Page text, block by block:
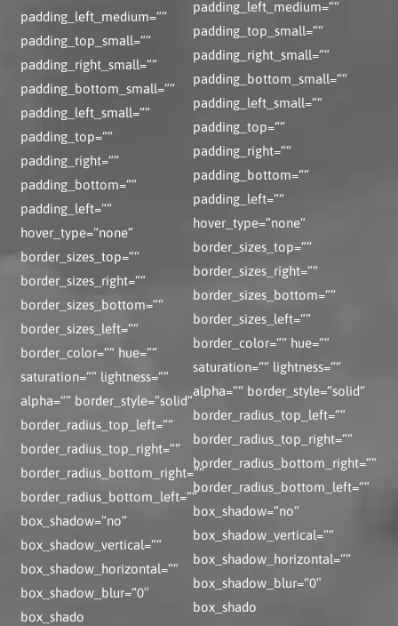
padding_left_medium=““
padding_top_small=““
padding_right_small=““
padding_bottom_small=““
padding_left_small=““
padding_top=““
padding_right=““
padding_bottom=““
padding_left=““
hover_type=“none“
border_sizes_top=““
border_sizes_right=““
border_sizes_bottom=““
border_sizes_left=““
border_color=““ hue=““
saturation=““ lightness=““
alpha=““ border_style=“solid“
border_radius_top_left=““
border_radius_top_right=““
border_radius_bottom_right=““
border_radius_bottom_left=““
box_shadow=“no“
box_shadow_vertical=““
box_shadow_horizontal=““
box_shadow_blur=“0″
box_shado
padding_left_medium=““
padding_top_small=““
padding_right_small=““
padding_bottom_small=““
padding_left_small=““
padding_top=““
padding_right=““
padding_bottom=““
padding_left=““
hover_type=“none“
border_sizes_top=““
border_sizes_right=““
border_sizes_bottom=““
border_sizes_left=““
border_color=““ hue=““
saturation=““ lightness=““
alpha=““ border_style=“solid“
border_radius_top_left=““
border_radius_top_right=““
border_radius_bottom_right=““
border_radius_bottom_left=““
box_shadow=“no“
box_shadow_vertical=““
box_shadow_horizontal=““
box_shadow_blur=“0″
box_shado